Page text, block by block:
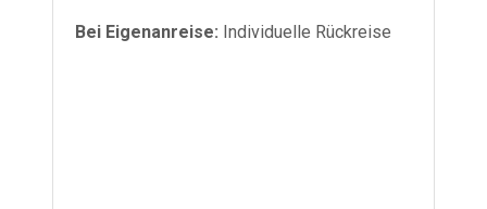
Bei Eigenanreise: Individuelle Rückreise